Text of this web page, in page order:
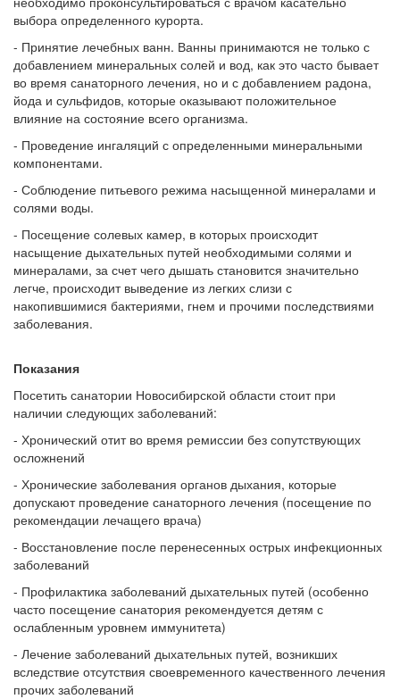
выбора определенного курорта.
- Принятие лечебных ванн. Ванны принимаются не только с
добавлением минеральных солей и вод, как это часто бывает
во время санаторного лечения, но и с добавлением радона,
йода и сульфидов, которые оказывают положительное
влияние на состояние всего организма.
- Проведение ингаляций с определенными минеральными
компонентами.
- Соблюдение питьевого режима насыщенной минералами и
солями воды.
- Посещение солевых камер, в которых происходит
насыщение дыхательных путей необходимыми солями и
минералами, за счет чего дышать становится значительно
легче, происходит выведение из легких слизи с
накопившимися бактериями, гнем и прочими последствиями
заболевания.
Показания
Посетить санатории Новосибирской области стоит при
наличии следующих заболеваний:
- Хронический отит во время ремиссии без сопутствующих
осложнений
- Хронические заболевания органов дыхания, которые
допускают проведение санаторного лечения (посещение по
рекомендации лечащего врача)
- Восстановление после перенесенных острых инфекционных
заболеваний
- Профилактика заболеваний дыхательных путей (особенно
часто посещение санатория рекомендуется детям с
ослабленным уровнем иммунитета)
- Лечение заболеваний дыхательных путей, возникших
вследствие отсутствия своевременного качественного лечения
прочих заболеваний